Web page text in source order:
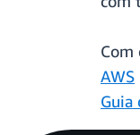
Com
AWS
Guia